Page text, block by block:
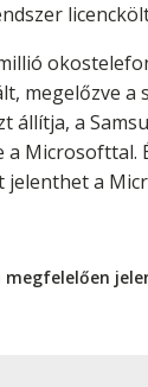
megelőzve a
állítja, a
Microsofttal.
a